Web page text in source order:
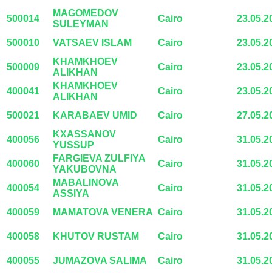
500014
MAGOMEDOV
SULEYMAN
Cairo
500010 VATSAEV ISLAM Cairo
500009
KHAMKHOEV
ALIKHAN
Cairo
400041
KHAMKHOEV
ALIKHAN
Cairo
500021 KARABAEV UMID Cairo
400056
KXASSANOV
YUSSUP
Cairo
400060
FARGIEVA ZULFIYA
YAKUBOVNA
Cairo
400054
MABALINOVA
ASSIYA
Cairo
400059 MAMATOVA VENERA Cairo
400058 KHUTOV RUSTAM Cairo
400055 JUMAZOVA SALIMA Cairo